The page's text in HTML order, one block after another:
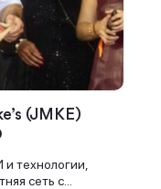
(JMKE)
технологии,
сеть с...